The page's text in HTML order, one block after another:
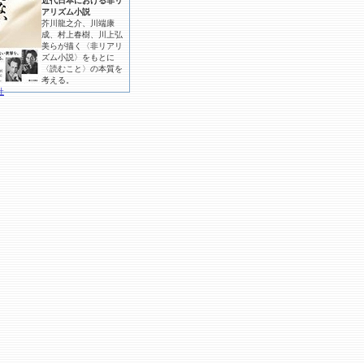
アリズム小説
芥川龍之介、川端康
成、村上春樹、川上弘
美らが描く〈非リアリ
ズム小説〉をもとに
〈読むこと〉の本質を
考える。